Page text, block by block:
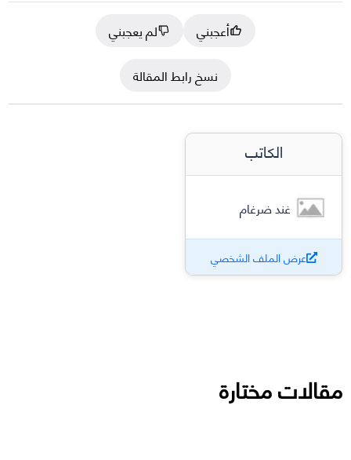
أعجبني
لم يعجبني
نسخ رابط المقالة
الكاتب
غند ضرغام
عرض الملف الشخصي
مقالات مختارة